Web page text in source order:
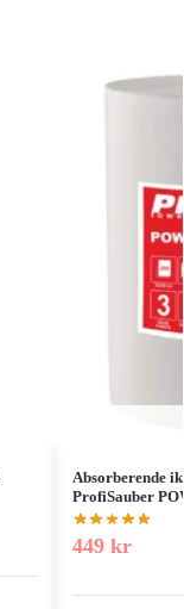
Absorberende
ProfiSauber
449 kr